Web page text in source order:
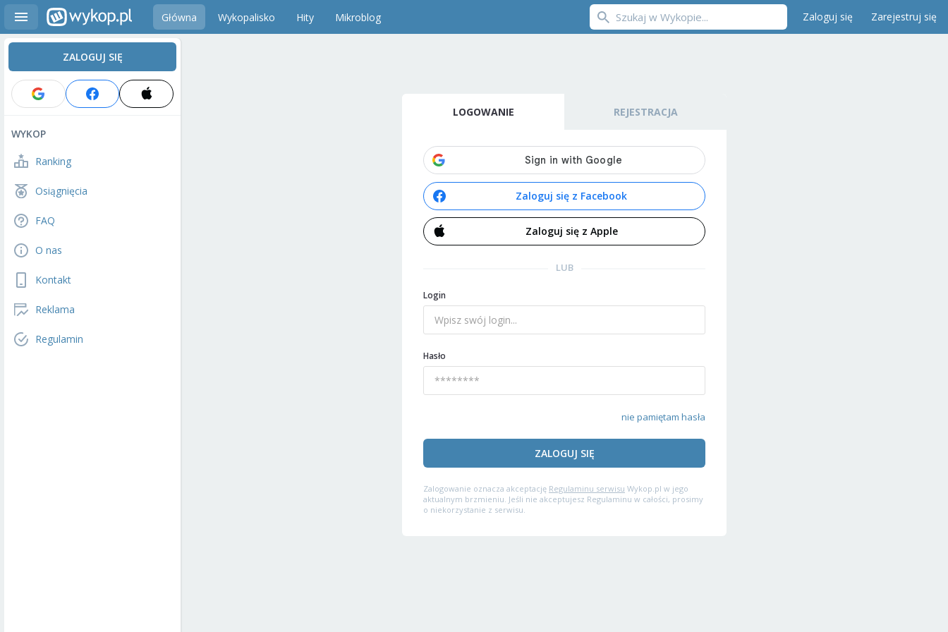
Główna Wykopalisko Hity Mikroblog Zaloguj się Zarejestruj się
ZALOGUJ SIĘ
WYKOP
Ranking
Osiągnięcia
FAQ
O nas
Kontakt
Reklama
Regulamin
LOGOWANIE REJESTRACJA
Zaloguj się z Facebook
Zaloguj się z Apple
LUB
Login
Hasło
nie pamiętam hasła
ZALOGUJ SIĘ
Zalogowanie oznacza akceptację Regulaminu serwisu Wykop.pl w jego
aktualnym brzmieniu. Jeśli nie akceptujesz Regulaminu w całości, prosimy
o niekorzystanie z serwisu.